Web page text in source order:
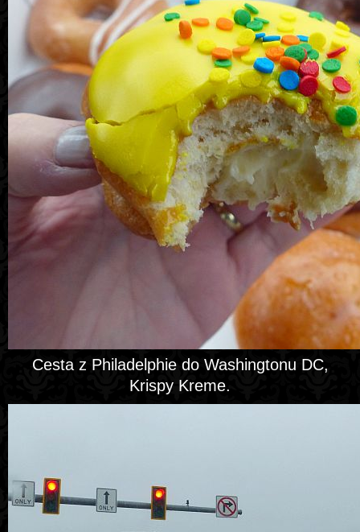
Cesta z Philadelphie do Washingtonu DC,
Krispy Kreme.